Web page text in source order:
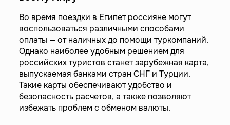
Во время поездки в Египет россияне могут
воспользоваться различными способами
оплаты — от наличных до помощи туркомпаний.
Однако наиболее удобным решением для
российских туристов станет зарубежная карта,
выпускаемая банками стран СНГ и Турции.
Такие карты обеспечивают удобство и
безопасность расчетов, а также позволяют
избежать проблем с обменом валюты.